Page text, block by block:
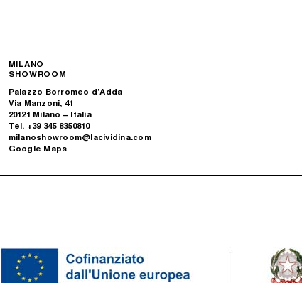
MILANO
SHOWROOM
Palazzo Borromeo d’Adda
Via Manzoni, 41
20121 Milano – Italia
Tel. +39 345 8350810
milanoshowroom@lacividina.com
Google Maps